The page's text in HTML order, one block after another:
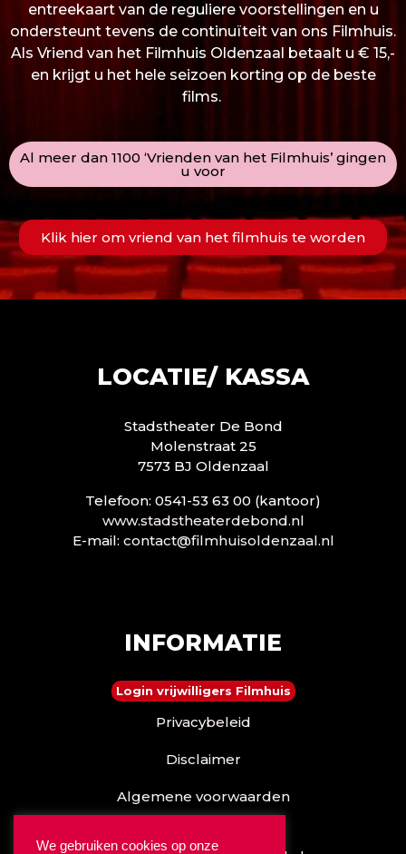
entreekaart van de reguliere voorstellingen en u
ondersteunt tevens de continuïteit van ons Filmhuis.
Als Vriend van het Filmhuis Oldenzaal betaalt u € 15,-
en krijgt u het hele seizoen korting op de beste
films.
Al meer dan 1100 ‘Vrienden van het Filmhuis’ gingen
u voor
Klik hier om vriend van het filmhuis te worden
LOCATIE/ KASSA
Stadstheater De Bond
Molenstraat 25
7573 BJ Oldenzaal
Telefoon: 0541-53 63 00 (kantoor)
www.stadstheaterdebond.nl
E-mail: contact@filmhuisoldenzaal.nl
INFORMATIE
Login vrijwilligers Filmhuis
Privacybeleid
Disclaimer
Algemene voorwaarden
We gebruiken cookies op onze